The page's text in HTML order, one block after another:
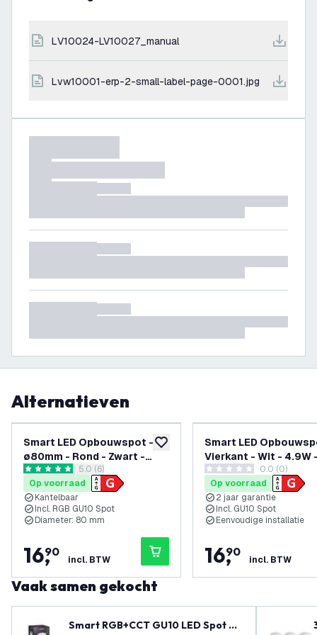
LV10024-LV10027_manual
lvw10001-erp-2-small-label-page-0001.jpg
Alternatieven
toevoegen aan verlanglijst
Smart LED Opbouwspot -
ø80mm - Rond - Zwart -
4.9W - RGB+CCT -
Kantelbaar
reviews drawer openen
5 score sterren5.0 (6)
Op voorraad
Kantelbaar
Incl. RGB GU10 Spot
Diameter: 80 mm
16,
90
incl. BTW
Smart LED
Vierkant - Wit - 4.9W
RGB+CCT -
0 score sterren0.0 (0)
Op voorraad
2 jaar garantie
Incl. GU10 Spot
Eenvoudige installatie
16,
90
incl. BTW
Vaak samen gekocht
Smart RGB+CCT GU10 LED Spot Di